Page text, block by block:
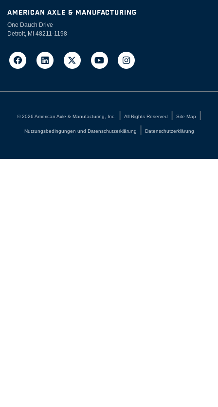
AMERICAN AXLE & MANUFACTURING
One Dauch Drive
Detroit, MI 48211-1198
©2026 American Axle & Manufacturing, Inc. All Rights Reserved Site Map
Nutzungsbedingungen und Datenschutzerklärung Datenschutzerklärung